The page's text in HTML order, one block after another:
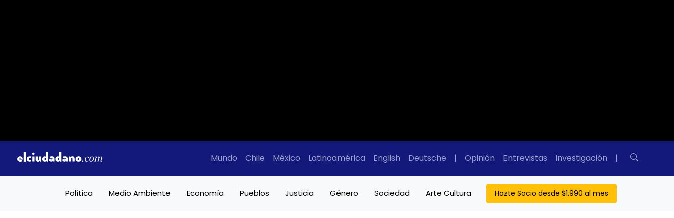
Mundo Chile México Latinoamérica English Deutsche | Opinión Entrevistas Investigación |
Política Medio Ambiente Economía Pueblos Justicia Género Sociedad Arte Cultura Hazte Socio desde $1.990 al mes